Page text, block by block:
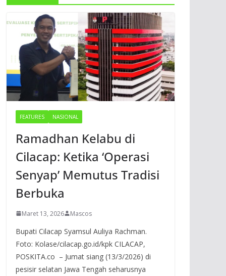
FEATURES NASIONAL
Ramadhan Kelabu di
Cilacap: Ketika ‘Operasi
Senyap’ Memutus Tradisi
Berbuka
Maret 13, 2026 Mascos
Bupati Cilacap Syamsul Auliya Rachman.
Foto: Kolase/cilacap.go.id/kpk CILACAP,
POSKITA.co – Jumat siang (13/3/2026) di
pesisir selatan Jawa Tengah seharusnya